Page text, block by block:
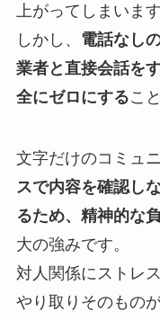
上がってしまいます
しかし、 電話なし
業者と直接会話を
全にゼロにするこ
文字だけのコミュ
スで内容を確認し
るため、精神的な
大の強みです。
対人関係にストレ
やり取りそのもの